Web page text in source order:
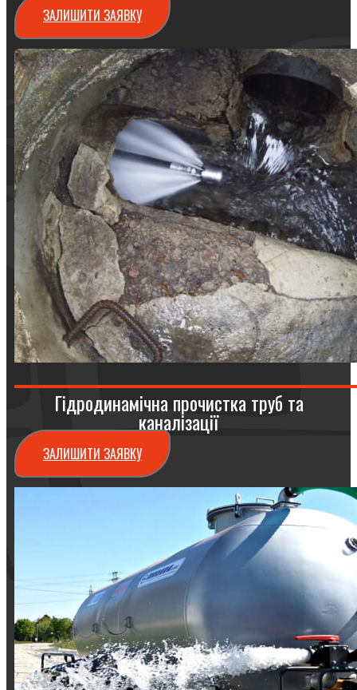
ЗАЛИШИТИ ЗАЯВКУ
Гідродинамічна прочистка труб та
каналізації
ЗАЛИШИТИ ЗАЯВКУ